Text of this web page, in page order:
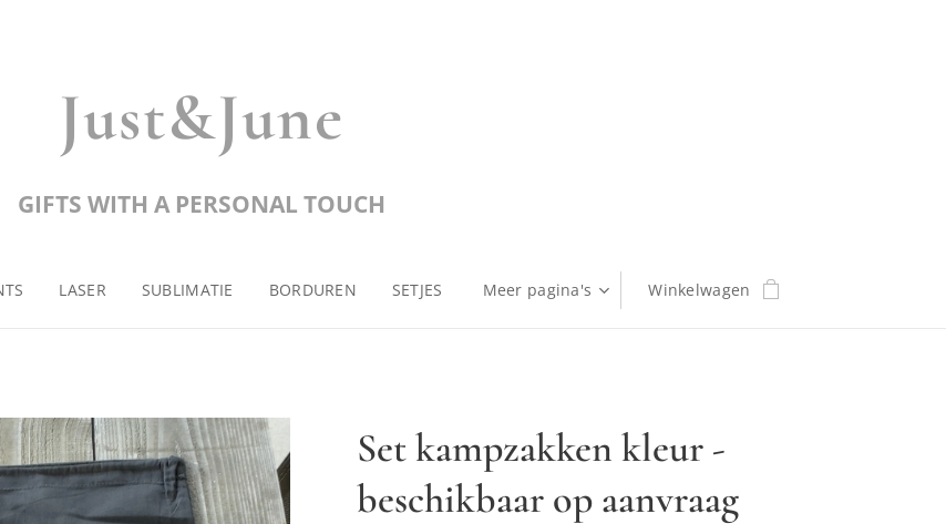
Just&June
GIFTS WITH A PERSONAL TOUCH
LASER SUBLIMATIE BORDUREN SETJES Meer pagina's Winkelwagen
Set kampzakken kleur -
beschikbaar op aanvraag